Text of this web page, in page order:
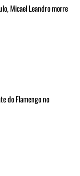
Micael Leandro morre
do Flamengo no